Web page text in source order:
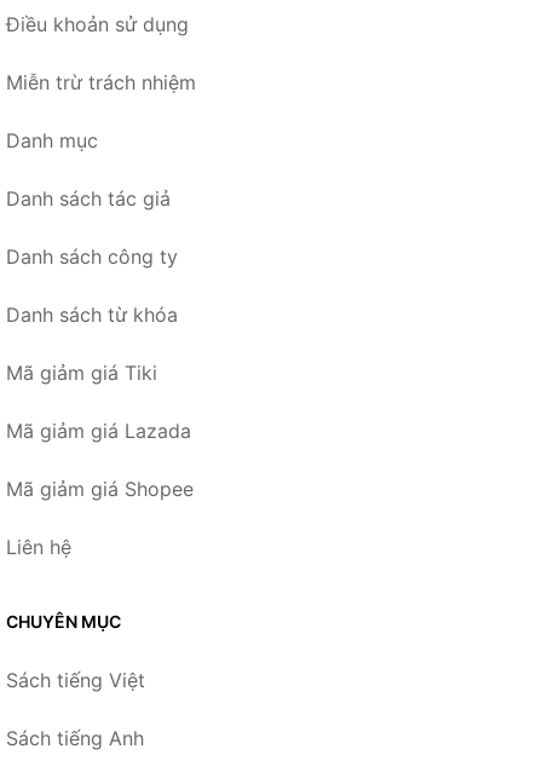
Điều khoản sử dụng
Miễn trừ trách nhiệm
Danh mục
Danh sách tác giả
Danh sách công ty
Danh sách từ khóa
Mã giảm giá Tiki
Mã giảm giá Lazada
Mã giảm giá Shopee
Liên hệ
CHUYÊN MỤC
Sách tiếng Việt
Sách tiếng Anh